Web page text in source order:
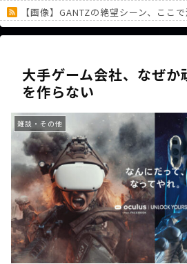
【画像】GANTZの絶望シーン、ここ
ドラクエ7リメイクやってるけどユバ
《どうしてこうなった！？》「フリ
《人気No.1は誰だ？》順位でまさか
《未だ謎多きキャラ達の順位》：「
《アニメ2期＆3期が強い》「神技の
《強者達が上位に立ち並ぶ》「一級
36歳の彼女と結婚したいのに、家族
【ホロライブ】アキロゼARK2次会ゴ
大手ゲーム会社、なぜか
を作らない
雑談・その他